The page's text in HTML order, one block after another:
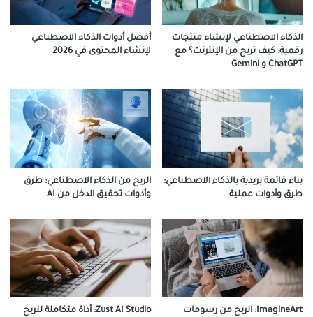
الذكاء الاصطناعي لإنشاء منتجات
رقمية: كيف تربح من الإنترنت؟ مع
ChatGPT و Gemini
أفضل أدوات الذكاء الاصطناعي
لإنشاء المحتوى في 2026
بناء قائمة بريدية بالذكاء الاصطناعي:
طرق وأدوات عملية
الربح من الذكاء الاصطناعي: طرق
وأدوات تحقيق الدخل من AI
ImagineArt: الربح من رسومات
Zust AI Studio: أداة متكاملة للربح